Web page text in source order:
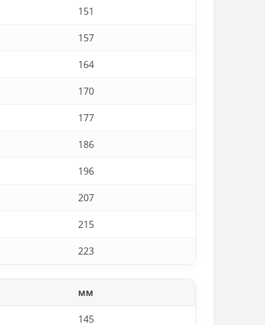
151
157
164
170
177
186
196
207
215
223
мм
145